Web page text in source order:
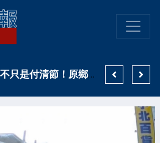
不只是付清節！原鄉天籟致敬「警界鐵漢」！高市警少年隊融了波麗士爸爸的心